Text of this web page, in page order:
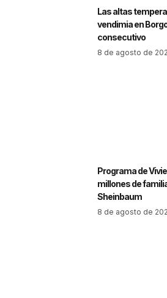
Las altas
vendimia en
consecutivo
8 de agosto de
Programa de
millones de
Sheinbaum
8 de agosto de